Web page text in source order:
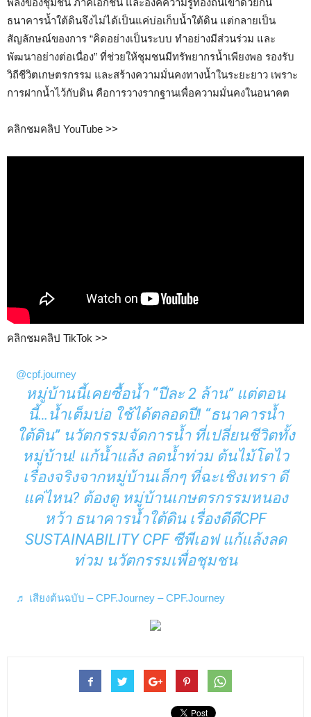
พลังของชุมชน ภาคเอกชน และองค์ความรู้ท้องถิ่นเข้าด้วยกัน
ธนาคารน้ำใต้ดินจึงไม่ได้เป็นแค่บ่อเก็บน้ำใต้ดิน แต่กลายเป็น
สัญลักษณ์ของการ “คิดอย่างเป็นระบบ ทำอย่างมีส่วนร่วม และ
พัฒนาอย่างต่อเนื่อง” ที่ช่วยให้ชุมชนมีทรัพยากรน้ำเพียงพอ รองรับ
วิถีชีวิตเกษตรกรรม และสร้างความมั่นคงทางน้ำในระยะยาว เพราะ
การฝากน้ำไว้กับดิน คือการวางรากฐานเพื่อความมั่นคงในอนาคต
คลิกชมคลิป YouTube >>
คลิกชมคลิป TikTok >>
@cpf.journey
หมู่บ้านนี้เคยซื้อน้ำ “ปีละ 2 ล้าน” แต่ตอน
นี้…น้ำเต็มบ่อ ใช้ได้ตลอดปี! “ธนาคารน้ำ
ใต้ดิน” นวัตกรรมจัดการน้ำ ที่เปลี่ยนชีวิตทั้ง
หมู่บ้าน! แก้น้ำแล้ง ลดน้ำท่วม ต้นไม้โตไว
เรื่องจริงจากหมู่บ้านเล็กๆ ที่ฉะเชิงเทรา ดี
แค่ไหน? ต้องดู หมู่บ้านเกษตรกรรมหนอง
หว้า ธนาคารน้ำใต้ดิน เรื่องดีดีCPF
SUSTAINABILITY CPF ซีพีเอฟ แก้แล้งลด
ท่วม นวัตกรรมเพื่อชุมชน
♬ เสียงต้นฉบับ – CPF.Journey – CPF.Journey